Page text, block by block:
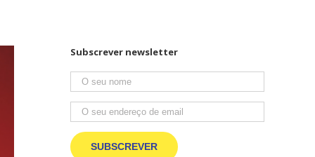
Subscrever newsletter